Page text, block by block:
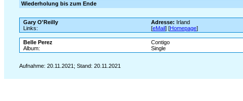
Wiederholung bis zum Ende
Gary O'Reilly Adresse: Irland
Links:
[eMail] [Homepage]
Belle Perez
Contigo
Album:
Single
Aufnahme: 20.11.2021; Stand: 20.11.2021